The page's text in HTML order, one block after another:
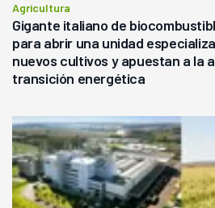
Agricultura
Gigante italiano de
para abrir una unidad
nuevos cultivos y apuestan a la
transición energética